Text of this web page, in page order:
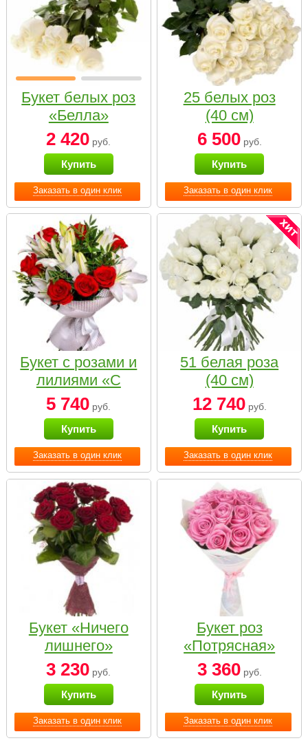
Заказать в один клик
Букет белых роз
«Белла»
2 420 руб.
Купить
Заказать в один клик
25 белых роз
(40 см)
6 500руб.
Купить
Заказать в один клик
Букет с розами и
лилиями «С
наилучшими
пожеланиями»
5 740 руб.
Купить
Заказать в один клик
51 белая роза
(40 см)
12 740руб.
Купить
Заказать в один клик
Букет «Ничего
лишнего»
3 230 руб.
Купить
Заказать в один клик
Букет роз
«Потрясная»
3 360руб.
Купить